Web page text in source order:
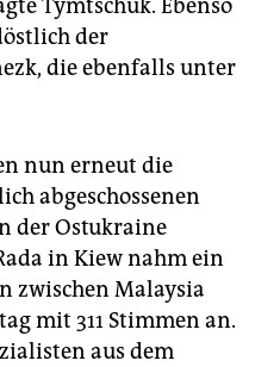
Tymtschuk. Ebenso
der
die ebenfalls unter
nun erneut die
abgeschossenen
der Ostukraine
in Kiew nahm ein
zwischen Malaysia
mit 311 Stimmen an.
aus dem